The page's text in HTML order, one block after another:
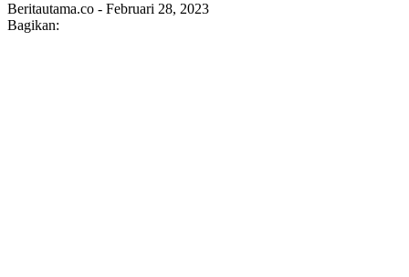
Beritautama.co - Februari 28, 2023
Bagikan: